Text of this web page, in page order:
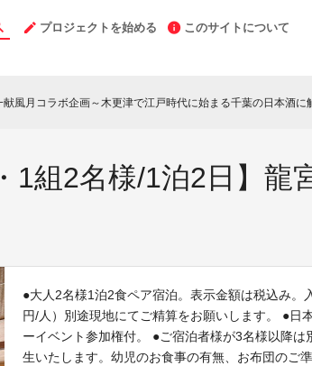
プロジェクトを始める このサイトについて
風月コラボ企画～木更津で江戸時代に始まる千葉の日本酒に
1組2名様/1泊2日】
●大人2名様1泊2食ペア宿泊。表示金額は税込み。
円/人）別途現地にてご精算をお願いします。 ●日
ーイベント参加権付。 ●ご宿泊者様が3名様以降は
生いたします。幼児のお食事の有無、お布団のご